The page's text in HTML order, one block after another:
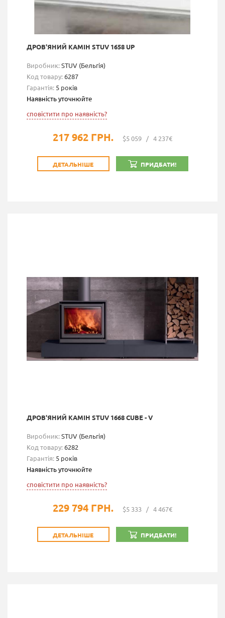
ДРОВ'ЯНИЙ КАМІН STUV 1658 UP
Виробник:STUV (Бельгія)
Код товару:6287
Гарантія: 5 років
Наявність уточнюйте
сповістити про наявність?
217 962 ГРН. $5 059 / 4 237€
ДЕТАЛЬНІШЕ ПРИДБАТИ!
ДРОВ'ЯНИЙ КАМІН STUV 1668 CUBE - V
Виробник:STUV (Бельгія)
Код товару:6282
Гарантія: 5 років
Наявність уточнюйте
сповістити про наявність?
229 794 ГРН. $5 333 / 4 467€
ДЕТАЛЬНІШЕ ПРИДБАТИ!